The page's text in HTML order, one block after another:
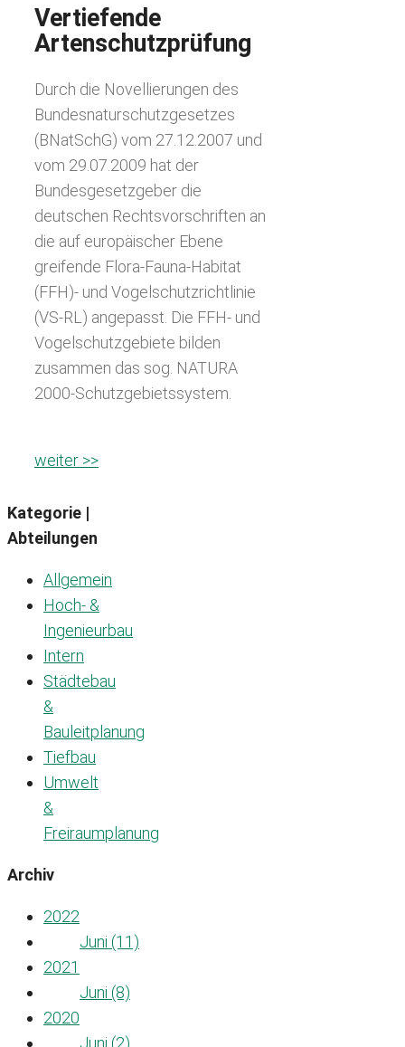
Vertiefende
Artenschutzprüfung
Durch die Novellierungen des
Bundesnaturschutzgesetzes
(BNatSchG) vom 27.12.2007 und
vom 29.07.2009 hat der
Bundesgesetzgeber die
deutschen Rechtsvorschriften an
die auf europäischer Ebene
greifende Flora-Fauna-Habitat
(FFH)- und Vogelschutzrichtlinie
(VS-RL) angepasst. Die FFH- und
Vogelschutzgebiete bilden
zusammen das sog. NATURA
2000-Schutzgebietssystem.
weiter >>
Kategorie |
Abteilungen
Allgemein
Hoch- &
Ingenieurbau
Intern
Städtebau
&
Bauleitplanung
Tiefbau
Umwelt
&
Freiraumplanung
Archiv
2022
Juni (11)
2021
Juni (8)
2020
Juni (2)